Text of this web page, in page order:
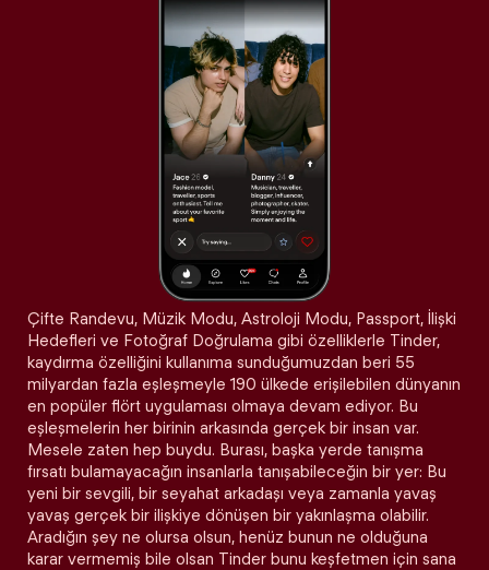
Çifte Randevu, Müzik Modu, Astroloji Modu, Passport, İlişki
Hedefleri ve Fotoğraf Doğrulama gibi özelliklerle Tinder,
kaydırma özelliğini kullanıma sunduğumuzdan beri 55
milyardan fazla eşleşmeyle 190 ülkede erişilebilen dünyanın
en popüler flört uygulaması olmaya devam ediyor. Bu
eşleşmelerin her birinin arkasında gerçek bir insan var.
Mesele zaten hep buydu. Burası, başka yerde tanışma
fırsatı bulamayacağın insanlarla tanışabileceğin bir yer: Bu
yeni bir sevgili, bir seyahat arkadaşı veya zamanla yavaş
yavaş gerçek bir ilişkiye dönüşen bir yakınlaşma olabilir.
Aradığın şey ne olursa olsun, henüz bunun ne olduğuna
karar vermemiş bile olsan Tinder bunu keşfetmen için sana